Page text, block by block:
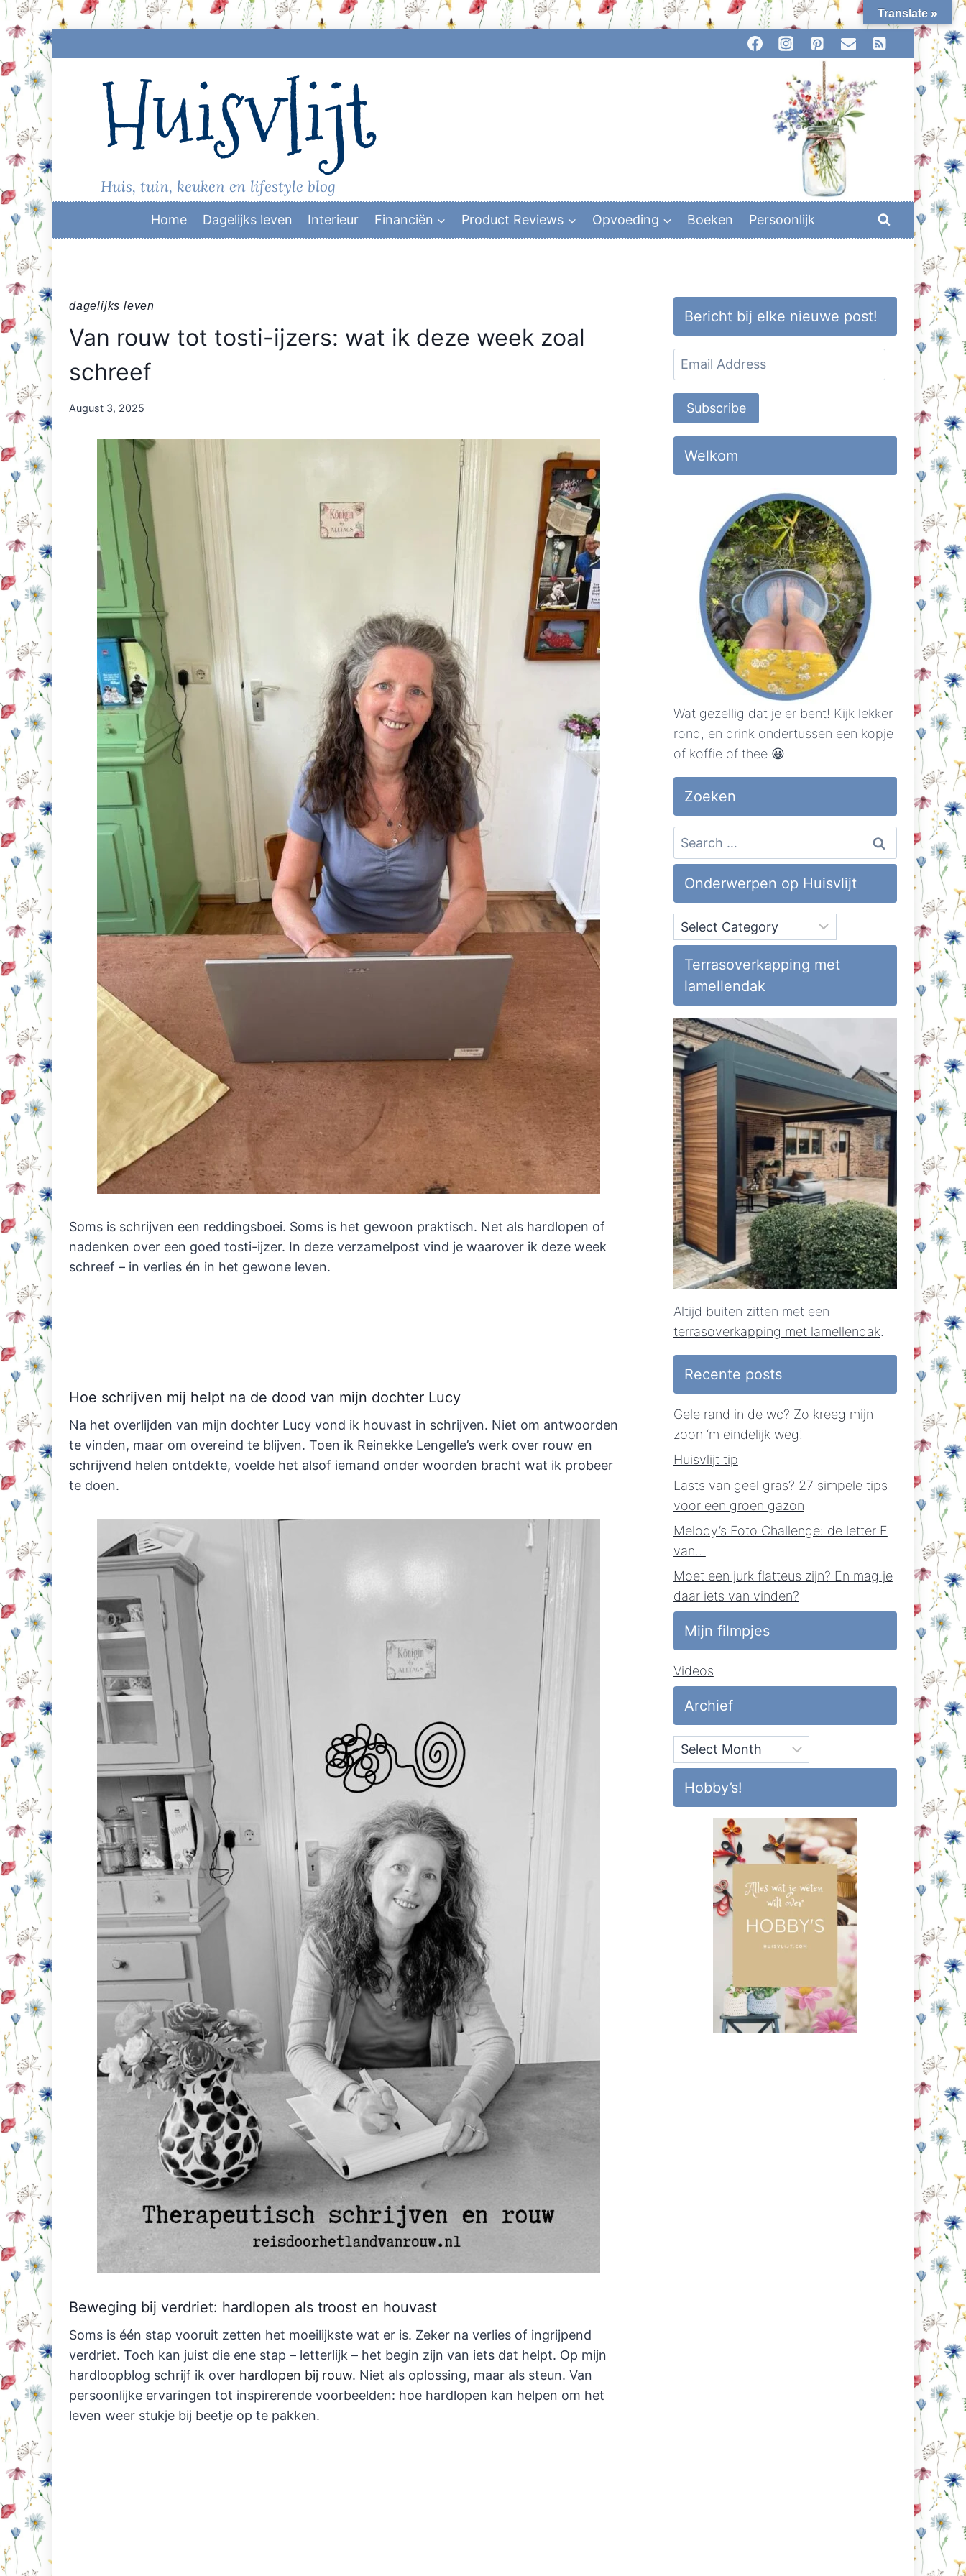
Skip
to
Huisvlijt
Huis, tuin, keuken en lifestyle blog
Home Dagelijks leven Interieur Financiën Product Reviews Opvoeding Boeken Persoonlijk
dagelijks leven
Van rouw tot tosti-ijzers: wat ik deze week zoal
schreef
By
Orriëns
August 3, 2025
Soms is schrijven een reddingsboei. Soms is het gewoon praktisch. Net als hardlopen of
nadenken over een goed tosti-ijzer. In deze verzamelpost vind je waarover ik deze week
schreef – in verlies én in het gewone leven.
Hoe schrijven mij helpt na de dood van mijn dochter Lucy
Na het overlijden van mijn dochter Lucy vond ik houvast in schrijven. Niet om antwoorden
te vinden, maar om overeind te blijven. Toen ik Reinekke Lengelle’s werk over rouw en
schrijvend helen ontdekte, voelde het alsof iemand onder woorden bracht wat ik probeer
te doen.
Beweging bij verdriet: hardlopen als troost en houvast
Soms is één stap vooruit zetten het moeilijkste wat er is. Zeker na verlies of ingrijpend
verdriet. Toch kan juist die ene stap – letterlijk – het begin zijn van iets dat helpt. Op mijn
hardloopblog schrijf ik over hardlopen bij rouw. Niet als oplossing, maar als steun. Van
persoonlijke ervaringen tot inspirerende voorbeelden: hoe hardlopen kan helpen om het
leven weer stukje bij beetje op te pakken.
Bericht bij elke nieuwe post!
Email
Address
Subscribe
Welkom
Wat gezellig dat je er bent! Kijk lekker
rond, en drink ondertussen een kopje
of koffie of thee 😀
Zoeken
Search
for:
Onderwerpen op Huisvlijt
Onderwerpen
op
Huisvlijt
Terrasoverkapping met
lamellendak
Altijd buiten zitten met een
terrasoverkapping met lamellendak.
Recente posts
Gele rand in de wc? Zo kreeg mijn
zoon ‘m eindelijk weg!
Huisvlijt tip
Lasts van geel gras? 27 simpele tips
voor een groen gazon
Melody’s Foto Challenge: de letter E
van…
Moet een jurk flatteus zijn? En mag je
daar iets van vinden?
Mijn filmpjes
Videos
Archief
Archief
Hobby’s!
Translate »